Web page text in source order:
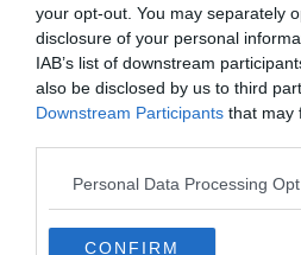
your opt-out. You may separately
disclosure of your personal
IAB’s list of downstream
also be disclosed by us to third
Downstream Participants that may
Personal Data Processing
CONFIRM
tudott csatlakozni a csapathoz.
több, anyagilag kedvezőbb ajánlatot
miatt.
Read More
REAL MADRID HACIENDA BERNABEU